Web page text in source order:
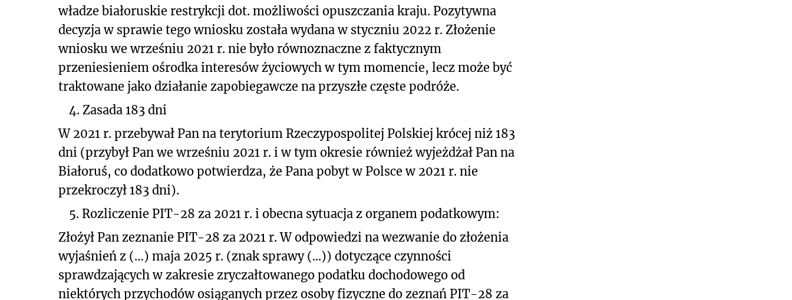
władze białoruskie restrykcji dot. możliwości opuszczania kraju. Pozytywna
decyzja w sprawie tego wniosku została wydana w styczniu 2022 r. Złożenie
wniosku we wrześniu 2021 r. nie było równoznaczne z faktycznym
przeniesieniem ośrodka interesów życiowych w tym momencie, lecz może być
traktowane jako działanie zapobiegawcze na przyszłe częste podróże.
4. Zasada 183 dni
W 2021 r. przebywał Pan na terytorium Rzeczypospolitej Polskiej krócej niż 183
dni (przybył Pan we wrześniu 2021 r. i w tym okresie również wyjeżdżał Pan na
Białoruś, co dodatkowo potwierdza, że Pana pobyt w Polsce w 2021 r. nie
przekroczył 183 dni).
5. Rozliczenie PIT-28 za 2021 r. i obecna sytuacja z organem podatkowym:
Złożył Pan zeznanie PIT-28 za 2021 r. W odpowiedzi na wezwanie do złożenia
wyjaśnień z (…) maja 2025 r. (znak sprawy (...)) dotyczące czynności
sprawdzających w zakresie zryczałtowanego podatku dochodowego od
niektórych przychodów osiąganych przez osoby fizyczne do zeznań PIT-28 za